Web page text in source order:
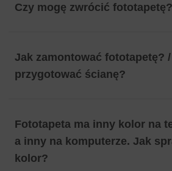
Czy mogę zwrócić fototapetę?
Jak zamontować fototapetę?
przygotować ścianę?
Fototapeta ma inny kolor na
a inny na komputerze. Jak
kolor?